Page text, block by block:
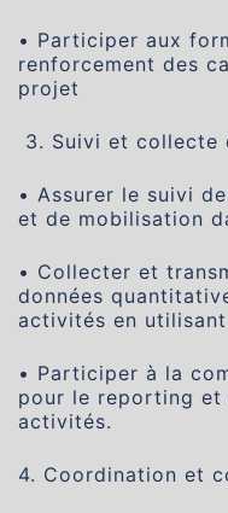
• Participer aux
renforcement des
projet
3. Suivi et collecte
• Assurer le suivi
et de mobilisation
• Collecter et
données
activités en
• Participer à la
pour le reporting et
activités.
4. Coordination et